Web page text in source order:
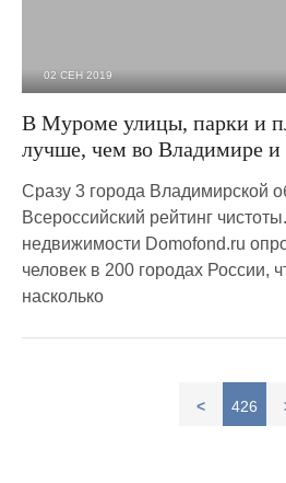
02 СЕН 2019
В Муроме улицы, парки и
лучше, чем во Владимире и
Сразу 3 города Владимирской
Всероссийский рейтинг
недвижимости Domofond.ru
человек в 200 городах России,
насколько
< 426